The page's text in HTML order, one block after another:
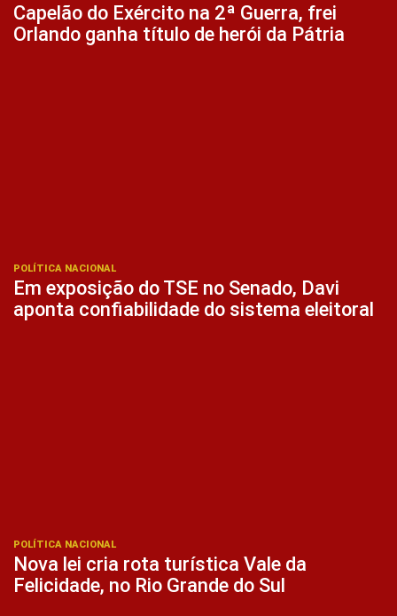
Capelão do Exército na 2ª Guerra, frei
Orlando ganha título de herói da Pátria
POLÍTICA NACIONAL
Em exposição do TSE no Senado, Davi
aponta confiabilidade do sistema eleitoral
POLÍTICA NACIONAL
Nova lei cria rota turística Vale da
Felicidade, no Rio Grande do Sul